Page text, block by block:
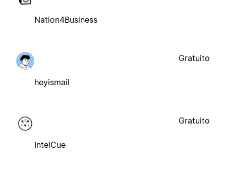
Nation4Business
heyismail
Gratuito
IntelCue
Gratuito